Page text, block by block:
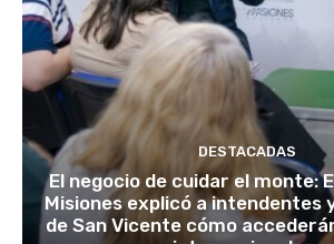
DESTACADAS
El negocio de cuidar el monte:
Misiones explicó a intendentes
de San Vicente cómo